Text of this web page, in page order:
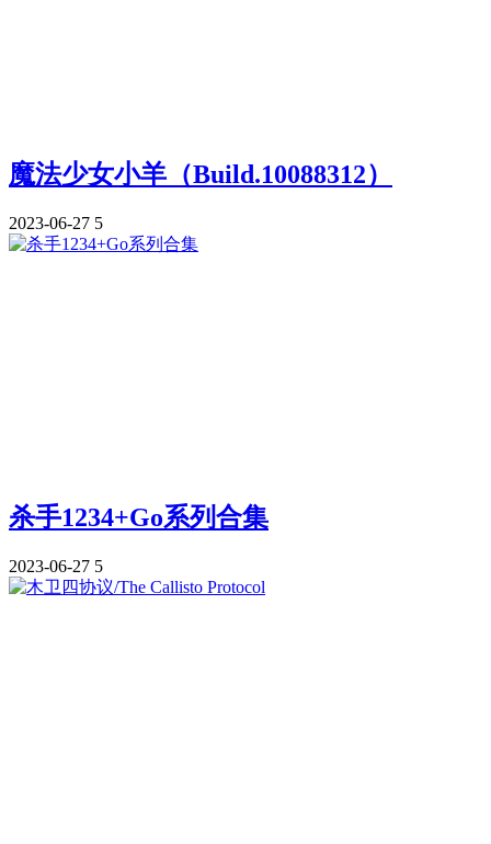
魔法少女小羊（Build.10088312）
2023-06-27 5
杀手1234+Go系列合集
2023-06-27 5